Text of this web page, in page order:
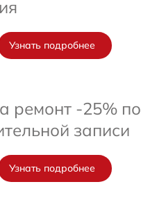
Узнать подробнее
ремонт -25% по
записи
Узнать подробнее